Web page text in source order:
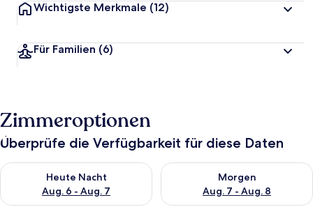
Wichtigste Merkmale (12)
Für Familien (6)
Zimmeroptionen
Überprüfe die Verfügbarkeit für diese Daten
Heute Nacht
Aug. 6 - Aug. 7
Überprüfe die Verfügbarkeit für heute Nacht, Aug. 6 - Aug. 7.
Morgen
Aug. 7 - Aug. 8
Überprüfe die Verfügbarkeit